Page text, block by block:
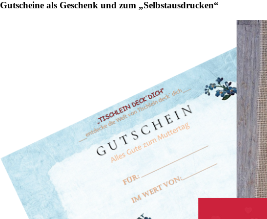
Gutscheine als Geschenk und zum „Selbstausdrucken“